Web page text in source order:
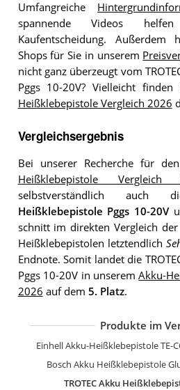
Umfangreiche
spannende Videos
Kaufentscheidung.
Shops für Sie in unserem
nicht ganz überzeugt vom
Pggs 10-20V? Vielleicht
Heißklebepistole Vergleich 2026
Vergleichsergebnis
Bei unserer Recherche für
Heißklebepistole Vergleich
selbstverständlich auch
Heißklebepistole Pggs 10-20V
schnitt im direkten Vergleich
Heißklebepistolen letztendlich
Endnote. Somit landet die
Pggs 10-20V in unseremAkku-
2026 auf dem 5. Platz.
Produkte im
Bosch Akku Heißklebepistole
TROTEC Akku
Ryobi
Ferm
Wiha